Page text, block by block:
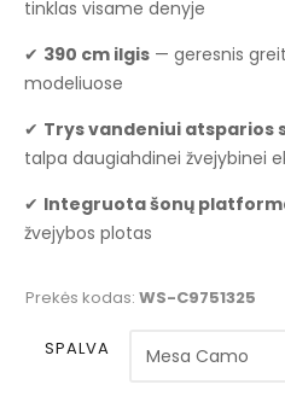
tinklas visame denyje
✔ 390 cm ilgis — geresnis
modeliuose
✔ Trys vandeniui atsparios
talpa daugiahdinei žvejybinei
✔ Integruota šonų
žvejybos plotas
Prekės kodas: WS-C9751325
SPALVA